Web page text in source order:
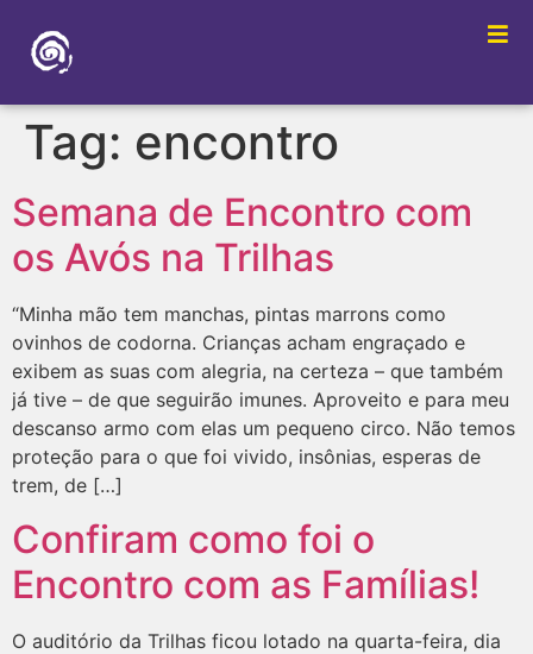
Tag: encontro
Semana de Encontro com
os Avós na Trilhas
“Minha mão tem manchas, pintas marrons como
ovinhos de codorna. Crianças acham engraçado e
exibem as suas com alegria, na certeza – que também
já tive – de que seguirão imunes. Aproveito e para meu
descanso armo com elas um pequeno circo. Não temos
proteção para o que foi vivido, insônias, esperas de
trem, de […]
Confiram como foi o
Encontro com as Famílias!
O auditório da Trilhas ficou lotado na quarta-feira, dia